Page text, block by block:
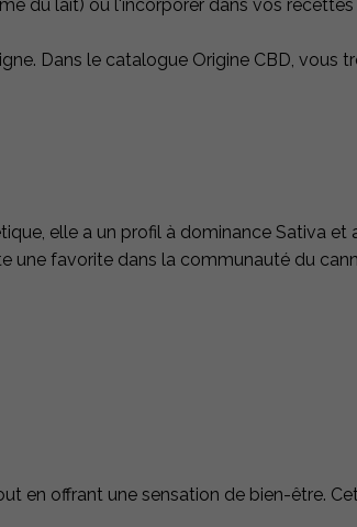
du lait) ou l'incorporer dans vos recettes
Dans le catalogue Origine CBD, vous
elle a un profil à dominance Sativa et
une favorite dans la communauté du
en offrant une sensation de bien-être.